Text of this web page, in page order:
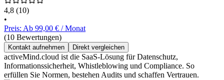
4,8 (10)
•
Preis: Ab 99,00 € / Monat
(10 Bewertungen)
Kontakt aufnehmen Direkt vergleichen
activeMind.cloud ist die SaaS-Lösung für Datenschutz,
Informationssicherheit, Whistleblowing und Compliance. So
erfüllen Sie Normen, bestehen Audits und schaffen Vertrauen.